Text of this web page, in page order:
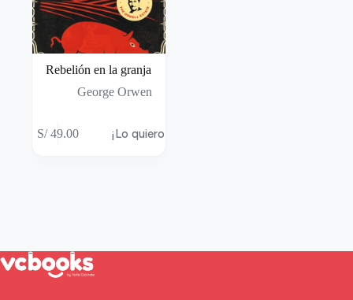
Rebelión en la granja
George Orwen
S/49.00 ¡Lo quiero!